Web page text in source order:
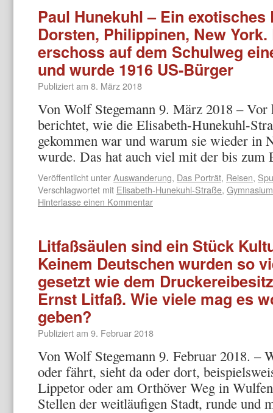
Paul Hunekuhl – Ein
Dorsten, Philippinen, New
erschoss auf dem Schulweg
und wurde 1916 US-Bürger
Publiziert am 8. März 2018
Von Wolf Stegemann 9. März 2018 –
berichtet, wie die Elisabeth-Hunekuhl-
gekommen war und warum sie wieder in
wurde. Das hat auch viel mit der bis
Veröffentlicht unterAuswanderung, Das Porträt, Reisen,
Verschlagwortet mit Elisabeth-Hunekuhl-Straße,
Hinterlasse einen Kommentar
Litfaßsäulen sind ein Stück
Keinem Deutschen wurden so
gesetzt wie dem
Ernst Litfaß. Wie viele mag es
geben?
Publiziert am 9. Februar 2018
Von Wolf Stegemann 9. Februar 2018. –
oder fährt, sieht da oder dort,
Lippetor oder am Orthöver Weg in
Stellen der weitläufigen Stadt, runde